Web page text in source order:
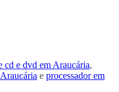
cd e dvd em Araucária,
e processador em